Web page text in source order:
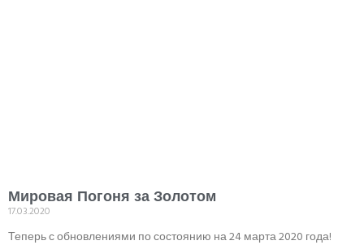
Мировая Погоня за Золотом
17.03.2020
Теперь с обновлениями по состоянию на 24 марта 2020 года!